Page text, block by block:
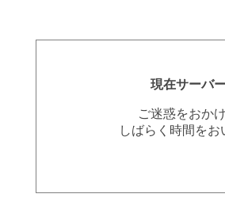
現在サーバ
ご迷惑をおか
しばらく時間を